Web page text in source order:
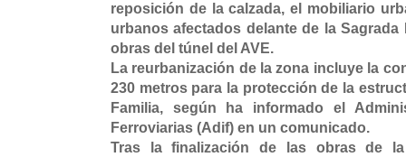
reposición de la calzada, el mobiliario
urbanos afectados delante de la
obras del túnel del AVE.
La reurbanización de la zona incluye la
230 metros para la protección de la
Familia, según ha informado el
Ferroviarias (Adif) en un comunicado.
Tras la finalización de las obras de